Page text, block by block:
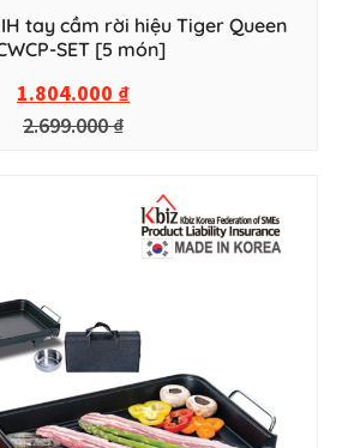
tay cầm rời hiệu Tiger Queen
SET [5 món]
2.699.000₫
1.804.000 ₫